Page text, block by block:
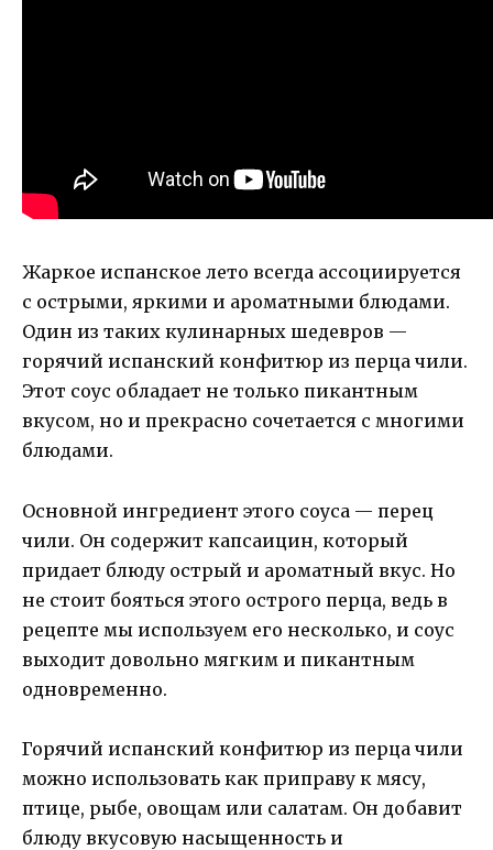
Жаркое испанское лето всегда ассоциируется
с острыми, яркими и ароматными блюдами.
Один из таких кулинарных шедевров —
горячий испанский конфитюр из перца чили.
Этот соус обладает не только пикантным
вкусом, но и прекрасно сочетается с многими
блюдами.
Основной ингредиент этого соуса — перец
чили. Он содержит капсаицин, который
придает блюду острый и ароматный вкус. Но
не стоит бояться этого острого перца, ведь в
рецепте мы используем его несколько, и соус
выходит довольно мягким и пикантным
одновременно.
Горячий испанский конфитюр из перца чили
можно использовать как приправу к мясу,
птице, рыбе, овощам или салатам. Он добавит
блюду вкусовую насыщенность и